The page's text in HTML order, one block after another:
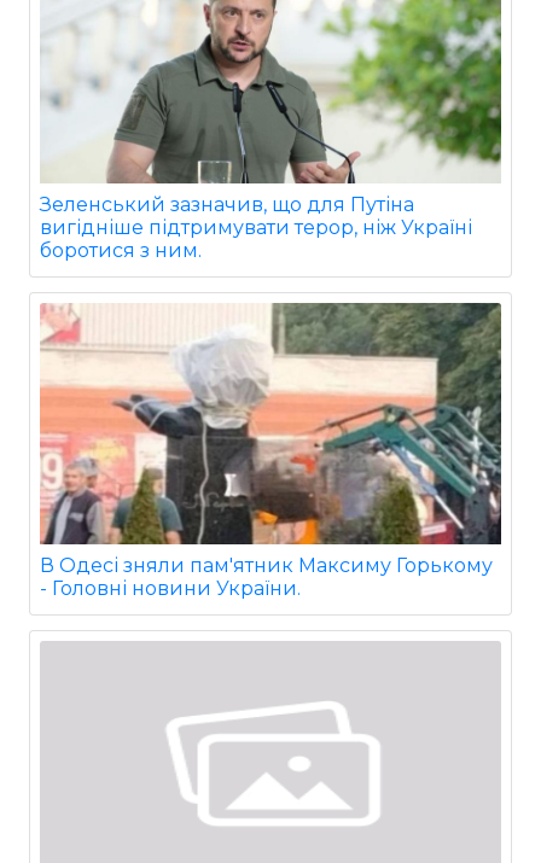
Зеленський зазначив, що для Путіна
вигідніше підтримувати терор, ніж Україні
боротися з ним.
В Одесі зняли пам'ятник Максиму Горькому
- Головні новини України.